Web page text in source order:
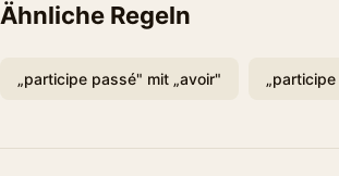
Ähnliche Regeln
„participe passé" mit „avoir"